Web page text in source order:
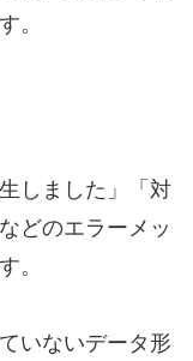
。
しました」「対
どのエラーメッ
。
いないデータ形